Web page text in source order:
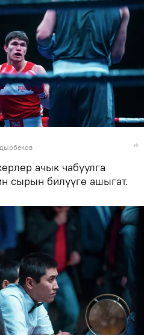
ачык чабуулга
сырын билүүгө ашыгат.